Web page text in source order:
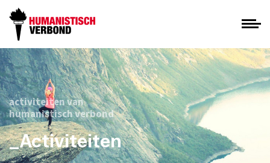
activiteiten van
humanistisch verbond
_Activiteiten